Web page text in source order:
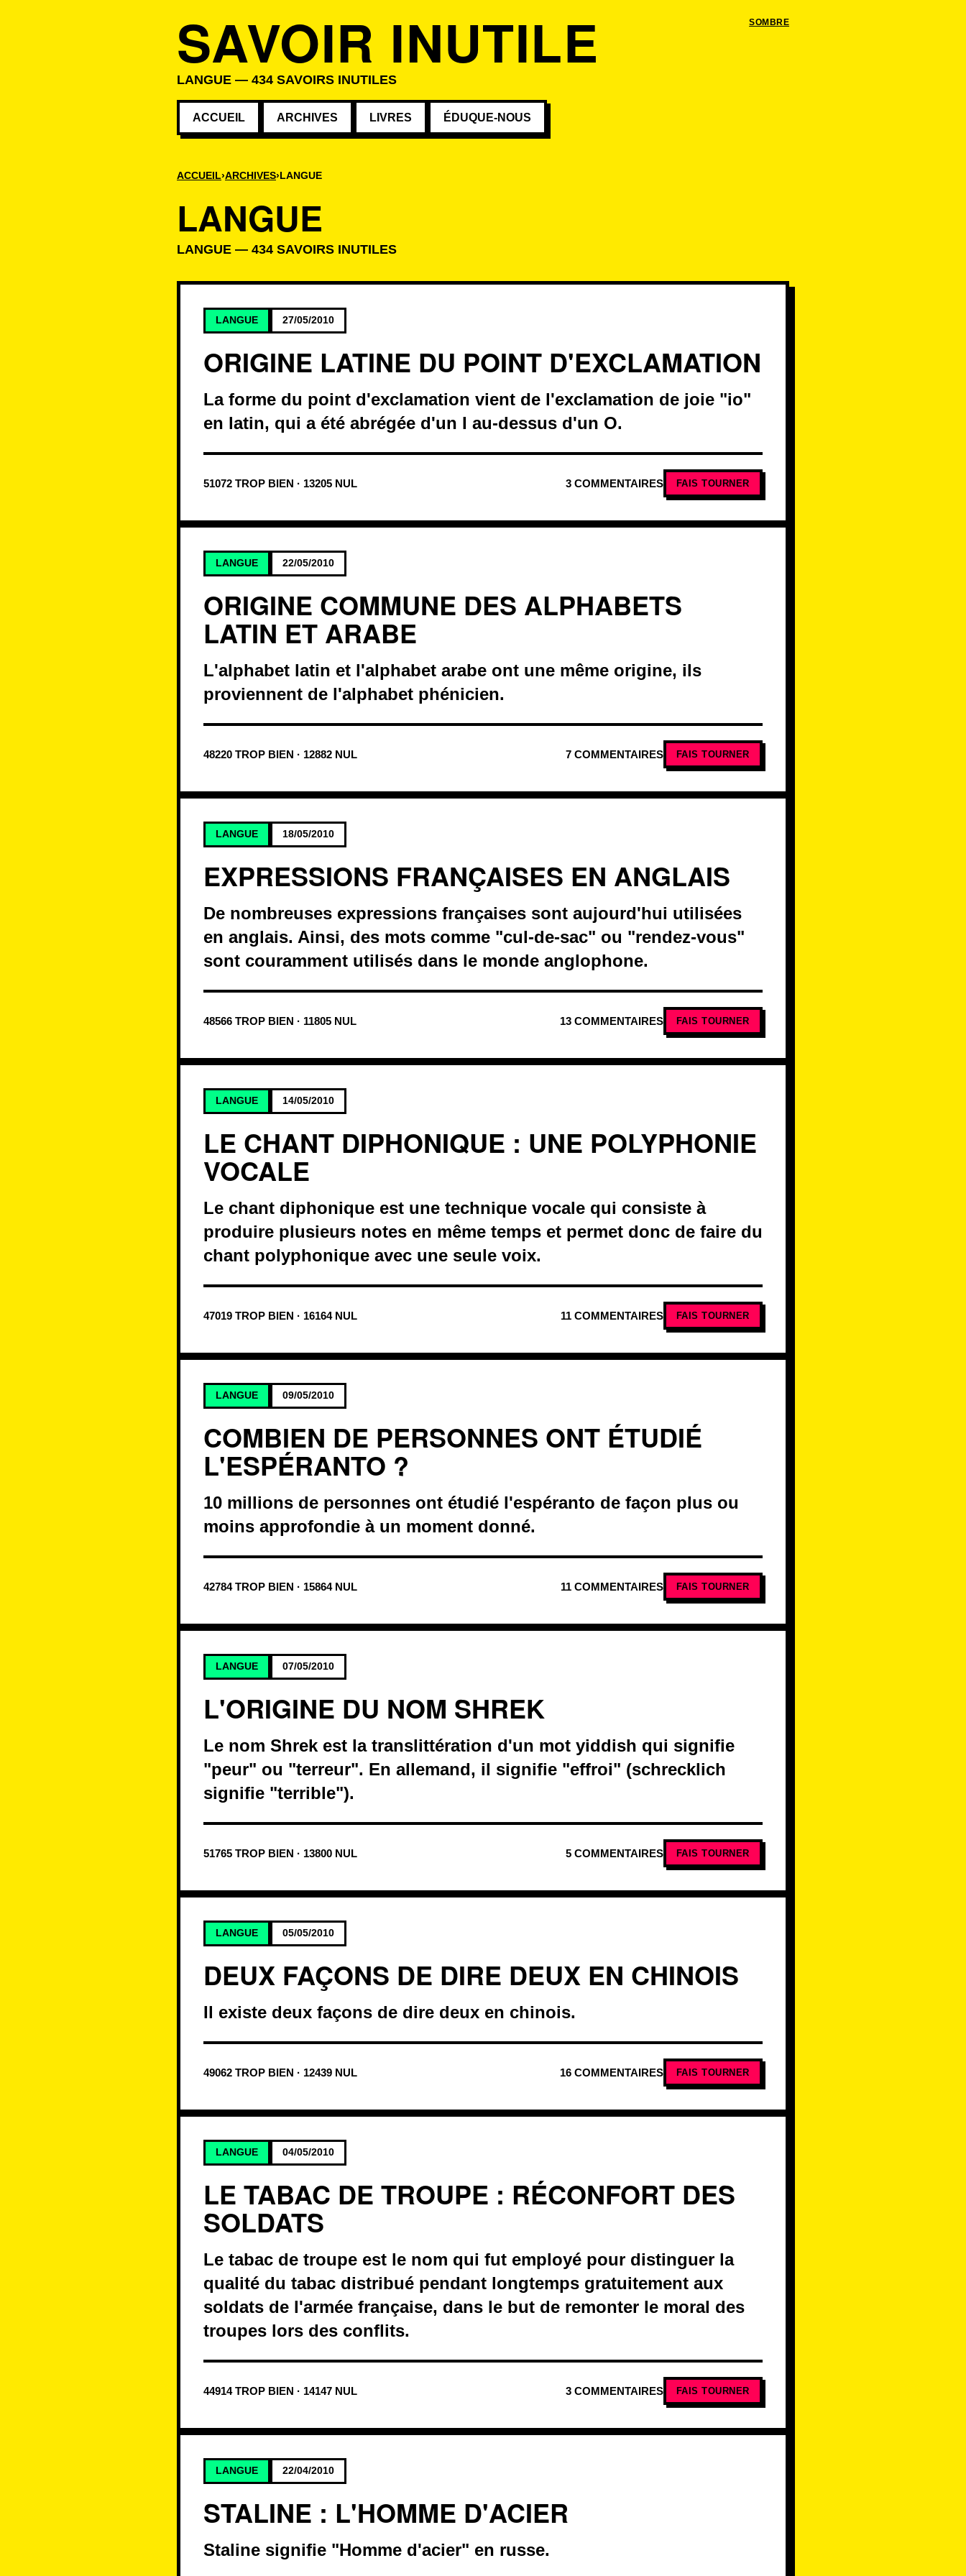
SOMBRE
SAVOIR INUTILE
LANGUE — 434 SAVOIRS INUTILES
ACCUEIL ARCHIVES LIVRES ÉDUQUE-NOUS
ACCUEIL ARCHIVES LANGUE
LANGUE
LANGUE — 434 SAVOIRS INUTILES
Savoirs de la catégorie
LANGUE 27/05/2010
ORIGINE LATINE DU POINT D'EXCLAMATION
La forme du point d'exclamation vient de l'exclamation de joie "io"
en latin, qui a été abrégée d'un I au-dessus d'un O.
51072 TROP BIEN · 13205 NUL 3 COMMENTAIRES FAIS TOURNER
LANGUE 22/05/2010
ORIGINE COMMUNE DES ALPHABETS
LATIN ET ARABE
L'alphabet latin et l'alphabet arabe ont une même origine, ils
proviennent de l'alphabet phénicien.
48220 TROP BIEN · 12882 NUL 7 COMMENTAIRES FAIS TOURNER
LANGUE 18/05/2010
EXPRESSIONS FRANÇAISES EN ANGLAIS
De nombreuses expressions françaises sont aujourd'hui utilisées
en anglais. Ainsi, des mots comme "cul-de-sac" ou "rendez-vous"
sont couramment utilisés dans le monde anglophone.
48566 TROP BIEN · 11805 NUL 13 COMMENTAIRES FAIS TOURNER
LANGUE 14/05/2010
LE CHANT DIPHONIQUE : UNE POLYPHONIE
VOCALE
Le chant diphonique est une technique vocale qui consiste à
produire plusieurs notes en même temps et permet donc de faire du
chant polyphonique avec une seule voix.
47019 TROP BIEN · 16164 NUL 11 COMMENTAIRES FAIS TOURNER
LANGUE 09/05/2010
COMBIEN DE PERSONNES ONT ÉTUDIÉ
L'ESPÉRANTO ?
10 millions de personnes ont étudié l'espéranto de façon plus ou
moins approfondie à un moment donné.
42784 TROP BIEN · 15864 NUL 11 COMMENTAIRES FAIS TOURNER
LANGUE 07/05/2010
L'ORIGINE DU NOM SHREK
Le nom Shrek est la translittération d'un mot yiddish qui signifie
"peur" ou "terreur". En allemand, il signifie "effroi" (schrecklich
signifie "terrible").
51765 TROP BIEN · 13800 NUL 5 COMMENTAIRES FAIS TOURNER
LANGUE 05/05/2010
DEUX FAÇONS DE DIRE DEUX EN CHINOIS
Il existe deux façons de dire deux en chinois.
49062 TROP BIEN · 12439 NUL 16 COMMENTAIRES FAIS TOURNER
LANGUE 04/05/2010
LE TABAC DE TROUPE : RÉCONFORT DES
SOLDATS
Le tabac de troupe est le nom qui fut employé pour distinguer la
qualité du tabac distribué pendant longtemps gratuitement aux
soldats de l'armée française, dans le but de remonter le moral des
troupes lors des conflits.
44914 TROP BIEN · 14147 NUL 3 COMMENTAIRES FAIS TOURNER
LANGUE 22/04/2010
STALINE : L'HOMME D'ACIER
Staline signifie "Homme d'acier" en russe.